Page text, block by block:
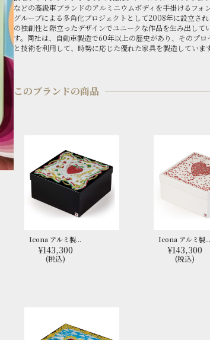
などの高級車ブランドのアルミニウムボディを手掛けるフォ
グループによる多角化プロジェクトとして2008年に設立さ
の独創性と際立ったデザインでユニークな作品を生み出して
す。同社は、自動車製造で60年以上の歴史があり、そのプロ
と技術を利用して、時勢に応じた優れた家具を製造しています
このブランドの商品
Icona アルミ製...
¥143,300
(税込)
Icona アルミ製...
¥143,300
(税込)